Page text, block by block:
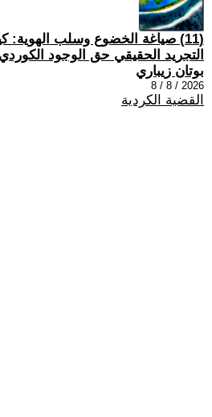
(11) صياغة الخضوع وسلب
التجريد الحقيقي حق الوجود
بوتان زيباري
2026 / 8 / 8
القضية الكردية